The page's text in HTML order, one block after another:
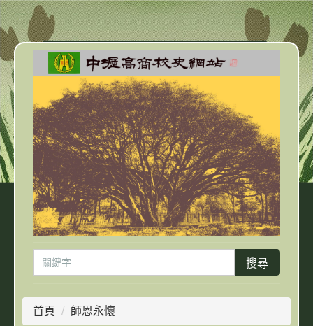
跳
到
主
要
內
容
區
搜尋
首頁 師恩永懷